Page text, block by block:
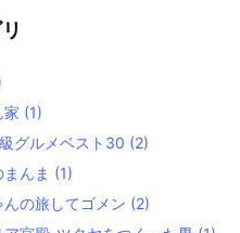
家 (1)
グルメベスト30 (2)
んま (1)
んの旅してゴメン (2)